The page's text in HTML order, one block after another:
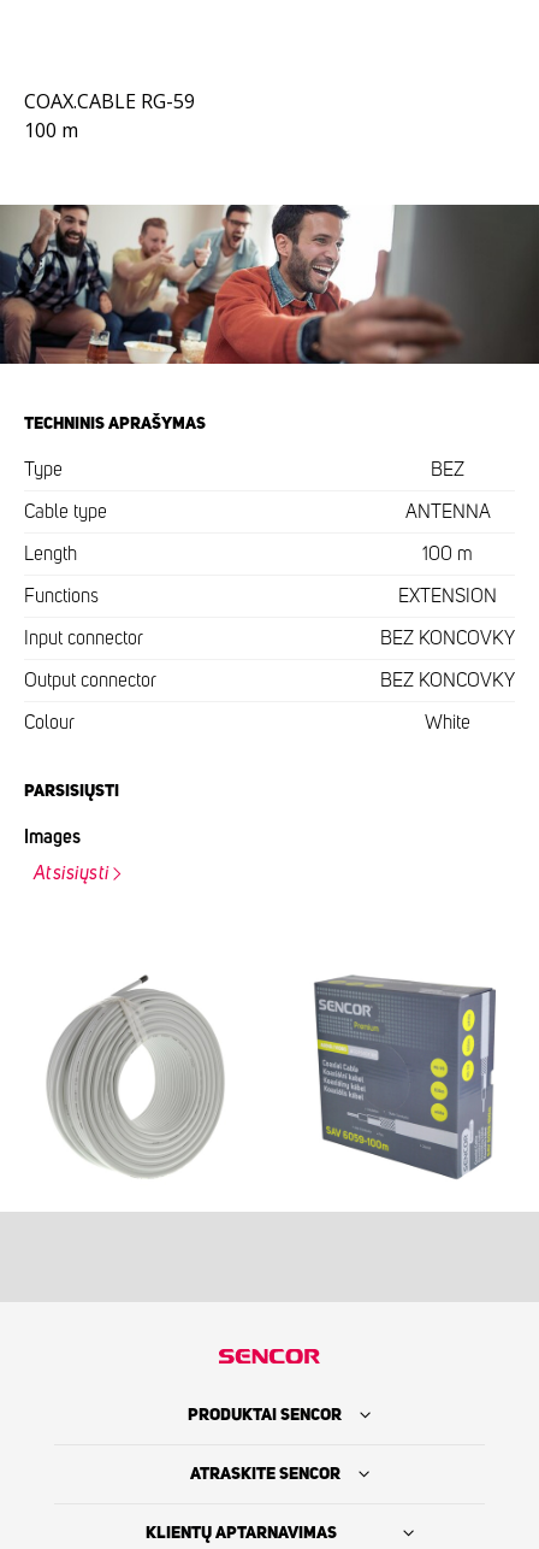
COAX.CABLE RG-59
100 m
TECHNINIS APRAŠYMAS
Type BEZ
Cable type ANTENNA
Length 100 m
Functions EXTENSION
Input connector BEZ KONCOVKY
Output connector BEZ KONCOVKY
Colour White
PARSISIŲSTI
Images
Atsisiųsti
PRODUKTAI SENCOR
ATRASKITE SENCOR
KLIENTŲ APTARNAVIMAS